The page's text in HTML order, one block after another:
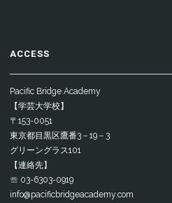
ACCESS
Pacific Bridge Academy
【学芸大学校】
〒153-0051
東京都目黒区鷹番3－19－3
グリーングラス101
【連絡先】
☏ 03-6303-0919
info@pacificbridgeacademy.com